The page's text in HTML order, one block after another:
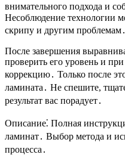
внимательного подхода и
Несоблюдение технологии
скрипу и другим проблемам․
После завершения
проверить его уровень и
коррекцию․ Только после
ламината․ Не спешите,
результат вас порадует․
Описание⁚ Полная
ламинат․ Выбор метода и
процесса․